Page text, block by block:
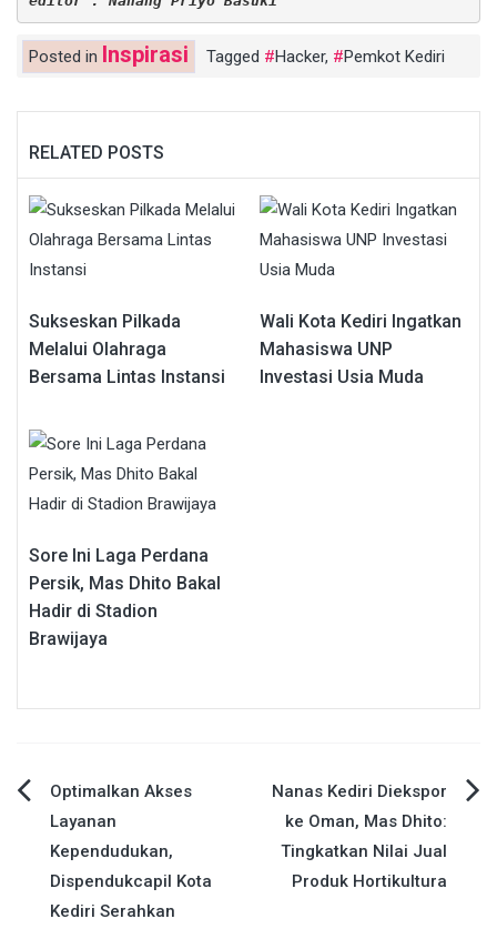
Posted in Inspirasi Tagged Hacker, Pemkot Kediri
RELATED POSTS
Sukseskan Pilkada
Melalui Olahraga
Bersama Lintas Instansi
Wali Kota Kediri Ingatkan
Mahasiswa UNP
Investasi Usia Muda
Sore Ini Laga Perdana
Persik, Mas Dhito Bakal
Hadir di Stadion
Brawijaya
Navigasi
pos
Optimalkan Akses
Layanan
Kependudukan,
Dispendukcapil Kota
Kediri Serahkan
Nanas Kediri Diekspor
ke Oman, Mas Dhito:
Tingkatkan Nilai Jual
Produk Hortikultura